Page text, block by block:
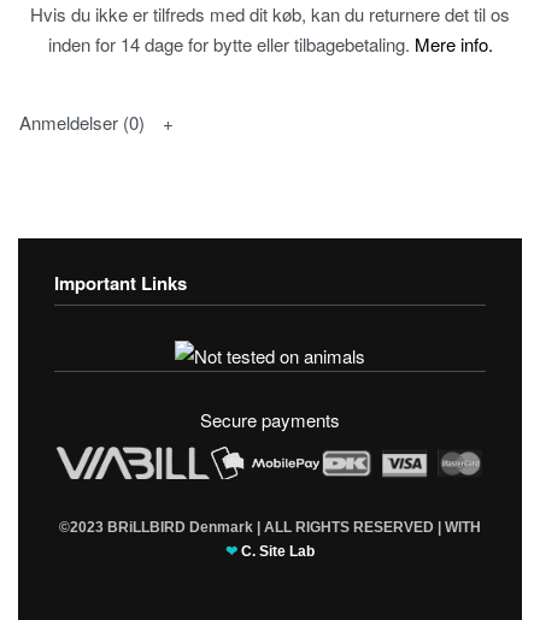
Hvis du ikke er tilfreds med dit køb, kan du returnere det til os
inden for 14 dage for bytte eller tilbagebetaling. Mere info.
Anmeldelser (0)
Important Links
Fortrolighedspolitik
Secure payments
©2023 BRiLLBIRD Denmark | ALL RIGHTS RESERVED | WITH
❤ C. Site Lab